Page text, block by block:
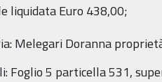
liquidata Euro 438,00;
Melegari Doranna
Foglio 5 particella 531,